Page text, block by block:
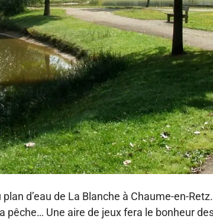
d’eau de La Blanche à Chaume-en-
pêche… Une aire de jeux fera le bonheur